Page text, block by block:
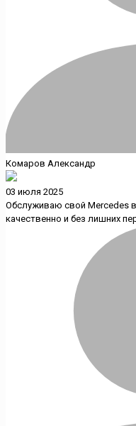
Комаров Александр
03 июля 2025
Обслуживаю свой Mercedes
качественно и без лишних